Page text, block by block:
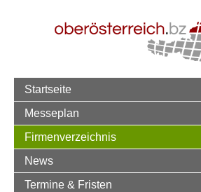
Startseite
Messeplan
Firmenverzeichnis
News
Termine & Fristen